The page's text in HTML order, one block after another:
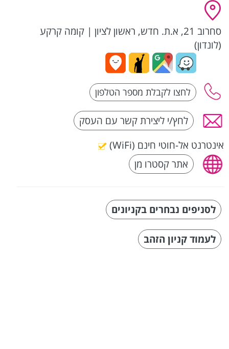
סחרוב 21, א.ת. חדש, ראשון לציון | קומה קרקע
(לונדון)
לחץ/י ליצירת קשר עם העסק
אינטרנט אל-חוטי חינם (WiFi)
אתר קסטרו מן
לסניפים נבחרים בקניונים
לעמוד קניון הזהב